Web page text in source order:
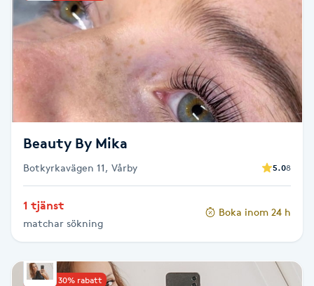
Skoinlägg
Skägg
Skäggfärgning
Skäggtrimmning
Skönhet
Slingor
Beauty By Mika
Botkyrkavägen 11, Vårby 5.08
1 tjänst
matchar sökning
Boka inom 24 h
Upp till 30% rabatt